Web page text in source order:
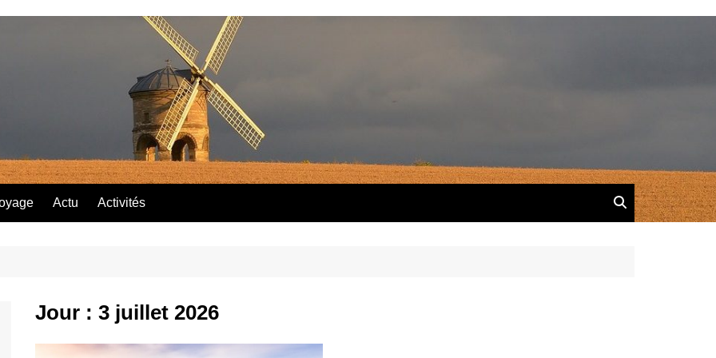
Actu Activités
Jour : 3 juillet 2026